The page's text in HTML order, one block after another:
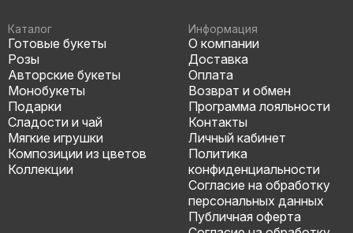
Каталог
Готовые букеты
Розы
Авторские букеты
Монобукеты
Подарки
Сладости и чай
Мягкие игрушки
Композиции из цветов
Коллекции
Информация
О компании
Доставка
Оплата
Возврат и обмен
Программа лояльности
Контакты
Личный кабинет
Политика
конфиденциальности
Согласие на обработку
персональных данных
Публичная оферта